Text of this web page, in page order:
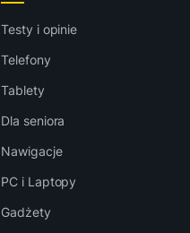
Testy i opinie
Telefony
Tablety
Dla seniora
Nawigacje
PC i Laptopy
Gadżety